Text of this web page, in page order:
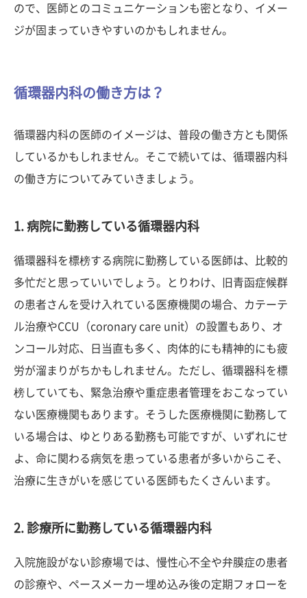
ので、医師とのコミュニケーションも密となり、イメー
ジが固まっていきやすいのかもしれません。
循環器内科の働き方は？
循環器内科の医師のイメージは、普段の働き方とも関係
しているかもしれません。そこで続いては、循環器内科
の働き方についてみていきましょう。
1. 病院に勤務している循環器内科
循環器科を標榜する病院に勤務している医師は、比較的
多忙だと思っていいでしょう。とりわけ、旧青函症候群
の患者さんを受け入れている医療機関の場合、カテーテ
ル治療やCCU（coronary care unit）の設置もあり、オ
ンコール対応、日当直も多く、肉体的にも精神的にも疲
労が溜まりがちかもしれません。ただし、循環器科を標
榜していても、緊急治療や重症患者管理をおこなってい
ない医療機関もあります。そうした医療機関に勤務して
いる場合は、ゆとりある勤務も可能ですが、いずれにせ
よ、命に関わる病気を患っている患者が多いからこそ、
治療に生きがいを感じている医師もたくさんいます。
2. 診療所に勤務している循環器内科
入院施設がない診療場では、慢性心不全や弁膜症の患者
の診療や、ペースメーカー埋め込み後の定期フォローを